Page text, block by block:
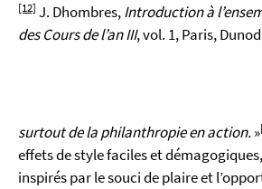
[12] J. Dhombres,Introduction à
des Cours de l’an III, vol. 1, Paris,
surtout de la philanthropie en action.»
effets de style faciles et
inspirés par le souci de plaire et